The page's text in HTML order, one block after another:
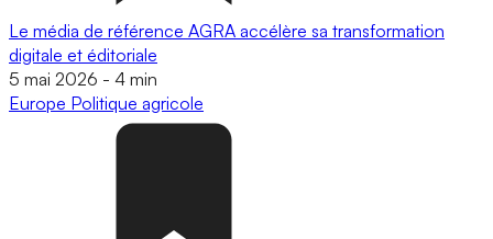
Le média de référence AGRA accélère sa transformation
digitale et éditoriale
5 mai 2026 - 4 min
Europe Politique agricole